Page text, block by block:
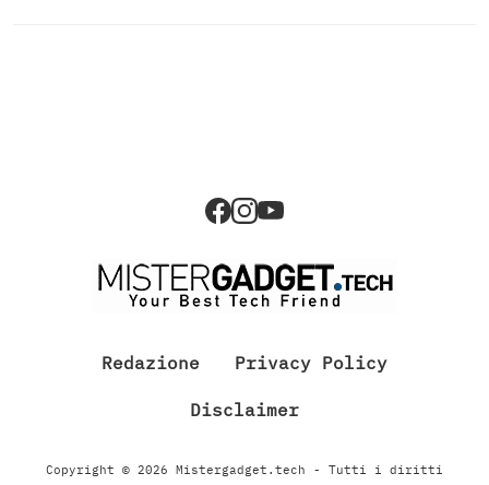
Redazione Privacy Policy
Disclaimer
Copyright © 2026 Mistergadget.tech - Tutti i diritti